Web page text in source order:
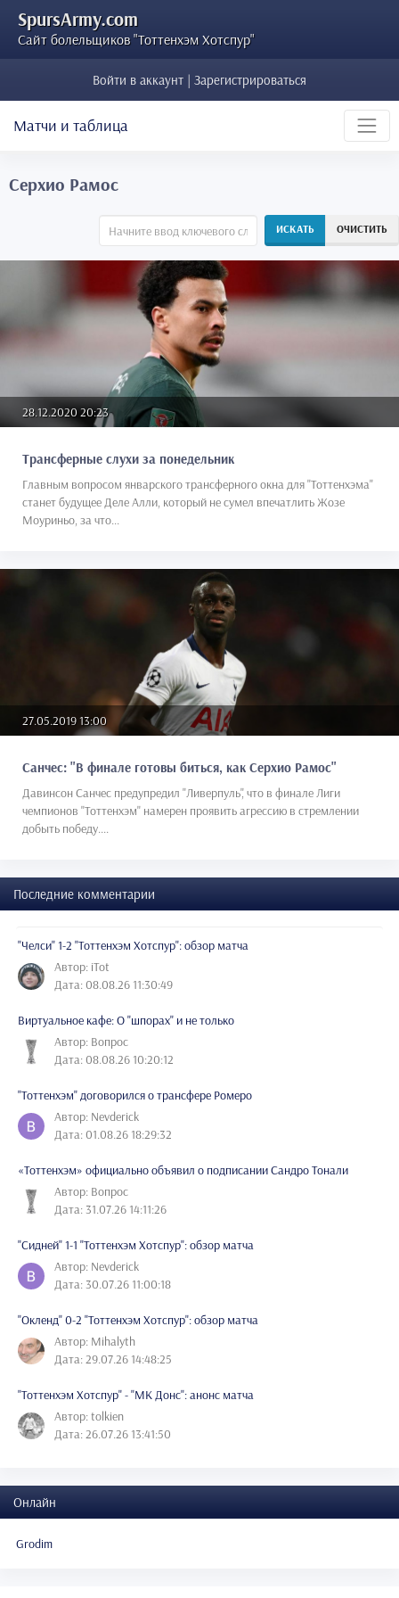
SpursArmy.com
Сайт болельщиков "Тоттенхэм Хотспур"
Войти в аккаунт | Зарегистрироваться
Матчи и таблица
Серхио Рамос
ИСКАТЬ ОЧИСТИТЬ
28.12.2020 20:23
Трансферные слухи за понедельник
Главным вопросом январского трансферного окна для "Тоттенхэма"
станет будущее Деле Алли, который не сумел впечатлить Жозе
Моуриньо, за что...
27.05.2019 13:00
Санчес: "В финале готовы биться, как Серхио Рамос"
Давинсон Санчес предупредил "Ливерпуль", что в финале Лиги
чемпионов "Тоттенхэм" намерен проявить агрессию в стремлении
добыть победу....
Последние комментарии
"Челси" 1-2 "Тоттенхэм Хотспур": обзор матча
Автор: iTot
Дата: 08.08.26 11:30:49
Виртуальное кафе: О "шпорах" и не только
Автор: Вопрос
Дата: 08.08.26 10:20:12
"Тоттенхэм" договорился о трансфере Ромеро
Автор: Nevderick
Дата: 01.08.26 18:29:32
«Тоттенхэм» официально объявил о подписании Сандро Тонали
Автор: Вопрос
Дата: 31.07.26 14:11:26
"Сидней" 1-1 "Тоттенхэм Хотспур": обзор матча
Автор: Nevderick
Дата: 30.07.26 11:00:18
"Окленд" 0-2 "Тоттенхэм Хотспур": обзор матча
Автор: Mihalyth
Дата: 29.07.26 14:48:25
"Тоттенхэм Хотспур" - "МК Донс": анонс матча
Автор: tolkien
Дата: 26.07.26 13:41:50
Онлайн
Grodim